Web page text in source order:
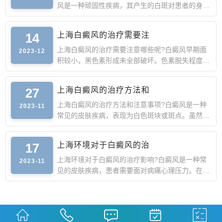
风是一种顽固性疾病，其产生的白斑对患者的身心
造成严重的影响，
14
2023-12
上海白癜风的治疗需要注
上海白癜风的治疗需要注意哪些呢?白癜风早期面
积较小，黑色素形成未全部破坏。色素脱失程度较
轻，这时去正规医
27
2023-11
上海白癜风的治疗方法和
上海白癜风的治疗方法和注意事项?白癜风是一种
常见的皮肤疾病，表现为白色斑块或斑点。虽然它
不是一种严重的疾
17
2023-11
上海环境对于白癜风的治
上海环境对于白癜风的治疗影响?白癜风是一种常
见的皮肤疾病，患者需要面对病痛心理压力。在治
疗白癜风的过程中